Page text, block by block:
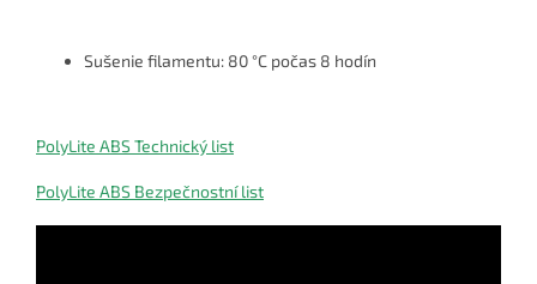
Sušenie filamentu: 80 °C počas 8 hodín
PolyLite ABS Technický list
PolyLite ABS Bezpečnostní list